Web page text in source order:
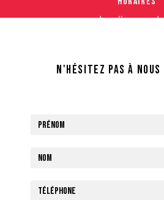
Lundi au
N'hésitez pas à